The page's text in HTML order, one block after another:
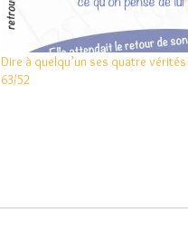
Dire à quelqu’un ses quatre
63/52